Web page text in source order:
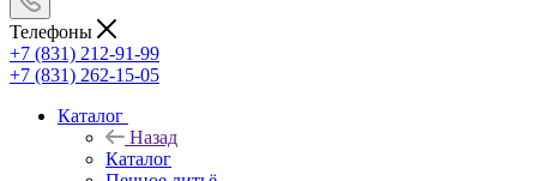
Телефоны
+7 (831) 212-91-99
+7 (831) 262-15-05
Каталог
Назад
Каталог